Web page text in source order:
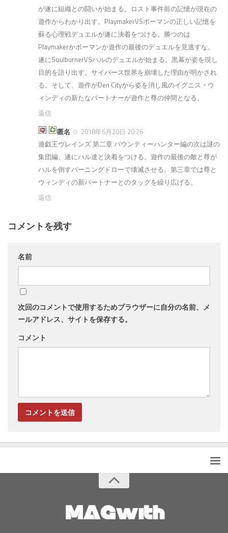
が遂に組織との闘いが始まる。ロスト事件前の記憶が現在の
遊作からわかり出す。PlaymakerVSボーマンの正しい記憶を
蘇る心理戦デュエルが遂に決着をつける。勝つのは
Playmakerかボーマンか遊作の最後のデュエルを見逃すな。
遂にSoulburnerVSハルのデュエルが始まる。黒幕が姿を現し
目的を語り出す。サイバース世界を崩壊した理由が明かされ
る。そして、遊作がDen Cityから姿を消し風のイグニス・ウ
ィンディの新たなパートナーが遊作と尊の仲間となる。
返信
匿名
2018年6月20日 20:26
遊戯王ヴレインズ 第二章 バウンティーハンター編の次は謎の
集団編、遂にハル達と決着をつける。遊作の最後の敵と尊が
ハルを倒すバーニングドローで壊滅させる。第三章では尊と
ウィンディの新パートナーとのタッグを繰り広げる。
返信
コメントを残す
名前
次回のコメントで使用するためブラウザーに自分の名前、メ
ールアドレス、サイトを保存する。
コメント